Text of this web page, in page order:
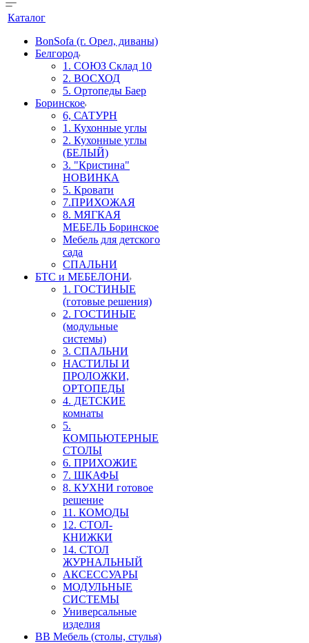
Каталог
BonSofa (г. Орел, диваны)
Белгород
1. СОЮЗ Склад 10
2. ВОСХОД
5. Ортопеды Баер
Боринское
6, САТУРН
1. Кухонные углы
2. Кухонные углы
(БЕЛЫЙ)
3. "Кристина"
НОВИНКА
5. Кровати
7.ПРИХОЖАЯ
8. МЯГКАЯ
МЕБЕЛЬ Боринское
Мебель для детского
сада
СПАЛЬНИ
БТС и МЕБЕЛОНИ
1. ГОСТИНЫЕ
(готовые решения)
2. ГОСТИНЫЕ
(модульные
системы)
3. СПАЛЬНИ
НАСТИЛЫ И
ПРОЛОЖКИ,
ОРТОПЕДЫ
4. ДЕТСКИЕ
комнаты
5.
КОМПЬЮТЕРНЫЕ
СТОЛЫ
6. ПРИХОЖИЕ
7. ШКАФЫ
8. КУХНИ готовое
решение
11. КОМОДЫ
12. СТОЛ-
КНИЖКИ
14. СТОЛ
ЖУРНАЛЬНЫЙ
АКСЕССУАРЫ
МОДУЛЬНЫЕ
СИСТЕМЫ
Универсальные
изделия
ВВ Мебель (столы, стулья)